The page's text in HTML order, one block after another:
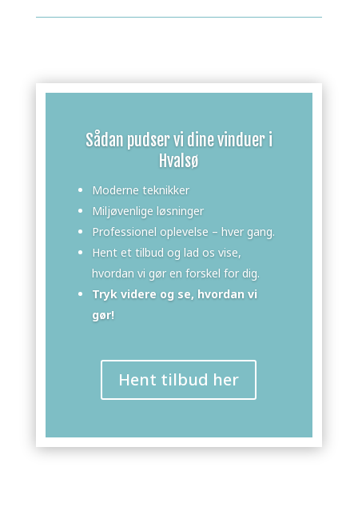
Sådan pudser vi dine vinduer i
Hvalsø
Moderne teknikker
Miljøvenlige løsninger
Professionel oplevelse – hver gang.
Hent et tilbud og lad os vise,
hvordan vi gør en forskel for dig.
Tryk videre og se, hvordan vi
gør!
Hent tilbud her